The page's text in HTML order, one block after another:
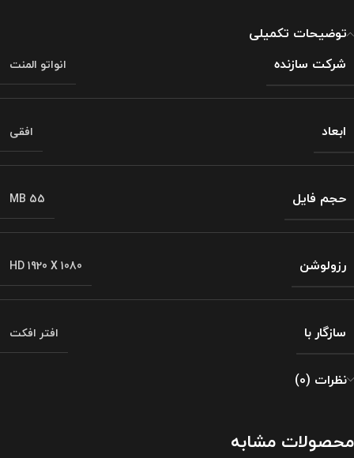
توضیحات تکمیلی
شرکت سازنده
انواتو المنت
ابعاد افقی
حجم فایل 55 MB
رزولوشن HD 1920 X 1080
سازگار با افتر افکت
نظرات (0)
محصولات مشابه